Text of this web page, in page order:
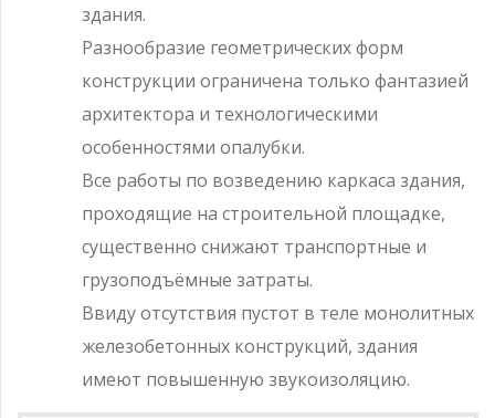
здания.
Разнообразие геометрических форм
конструкции ограничена только фантазией
архитектора и технологическими
особенностями опалубки.
Все работы по возведению каркаса здания,
проходящие на строительной площадке,
существенно снижают транспортные и
грузоподъёмные затраты.
Ввиду отсутствия пустот в теле монолитных
железобетонных конструкций, здания
имеют повышенную звукоизоляцию.